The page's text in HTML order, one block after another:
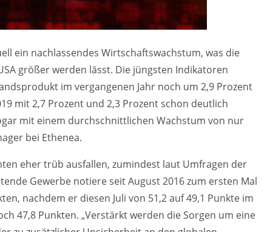
ein nachlassendes Wirtschaftswachstum, was die
größer werden lässt. Die jüngsten Indikatoren
im vergangenen Jahr noch um 2,9 Prozent
mit 2,7 Prozent und 2,3 Prozent schon deutlich
mit einem durchschnittlichen Wachstum von nur
bei Ethenea.
eher trüb ausfallen, zumindest laut Umfragen der
Gewerbe notiere seit August 2016 zum ersten Mal
nachdem er diesen Juli von 51,2 auf 49,1 Punkte im
47,8 Punkten. „Verstärkt werden die Sorgen um eine